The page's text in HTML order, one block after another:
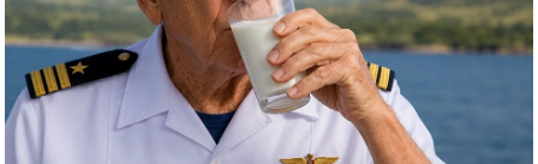
फि
ल्म
स
मी
क्षा